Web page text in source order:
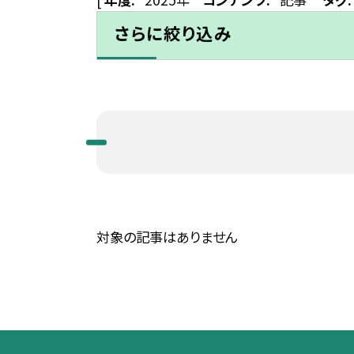
さらに絞り込み
対象の記事はありません